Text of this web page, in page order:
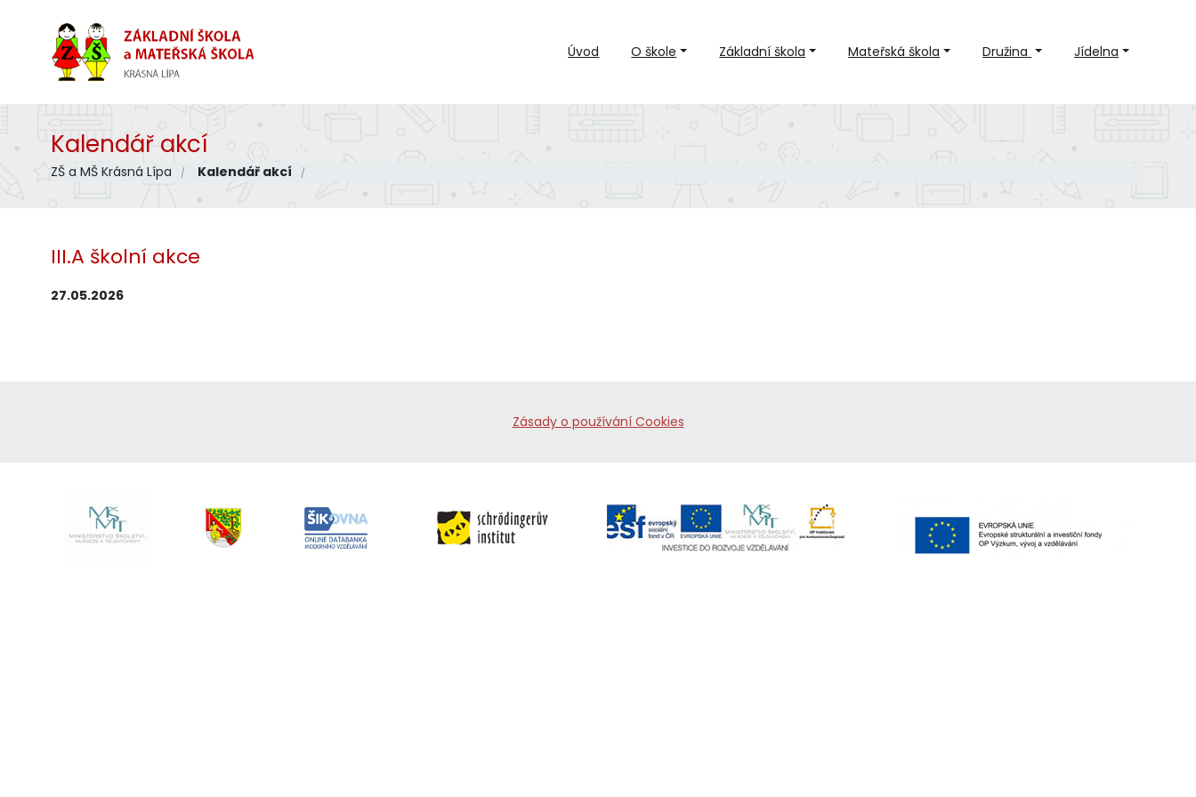
Úvod O škole Základní škola Mateřská škola Družina Jídelna
Kalendář akcí
ZŠ a MŠ Krásná Lípa Kalendář akcí
III.A školní akce
27.05.2026
Zásady o používání Cookies